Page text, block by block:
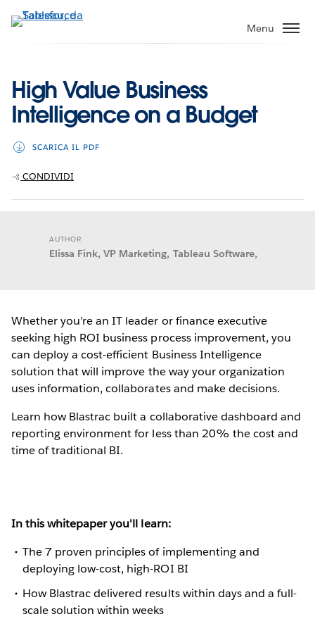
Passa
Menu
High Value Business
Intelligence on a Budget
SCARICA IL PDF
CONDIVIDI
AUTHOR
Elissa Fink, VP Marketing, Tableau Software,
Whether you’re an IT leader or finance executive
seeking high ROI business process improvement, you
can deploy a cost-efficient Business Intelligence
solution that will improve the way your organization
uses information, collaborates and make decisions.
Learn how Blastrac built a collaborative dashboard and
reporting environment for less than 20% the cost and
time of traditional BI.
In this whitepaper you'll learn:
The 7 proven principles of implementing and
deploying low-cost, high-ROI BI
How Blastrac delivered results within days and a full-
scale solution within weeks